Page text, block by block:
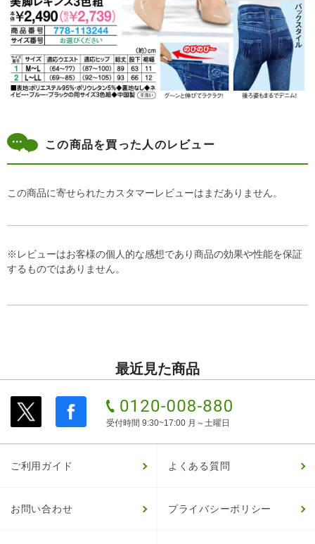
この商品を買った人のレビュー
この商品に寄せられたカスタマーレビューはまだありません。
※レビューはお客様の個人的な感想であり商品の効果や性能を保証
するものではありません。
最近見た商品
受付時間 9:30~17:00 月～土曜日
ご利用ガイド よくある質問
お問い合わせ プライバシーポリシー